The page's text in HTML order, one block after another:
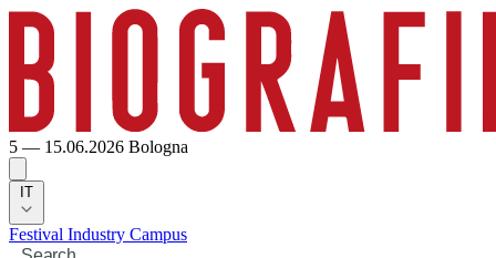
5 — 15.06.2026 Bologna
IT
Festival Industry Campus